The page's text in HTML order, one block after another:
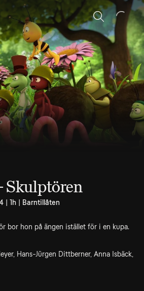
Sök
Skulptören
| 1h | Barntillåten
bor hon på ängen istället för i en kupa.
Hans-Jürgen Dittberner, Anna Isbäck,